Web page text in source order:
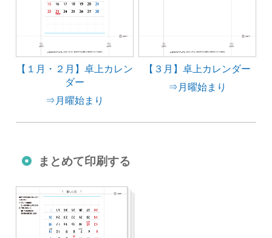
【１月・２月】卓上カレン
ダー
⇒月曜始まり
【３月】卓上カレンダー
⇒月曜始まり
まとめて印刷する